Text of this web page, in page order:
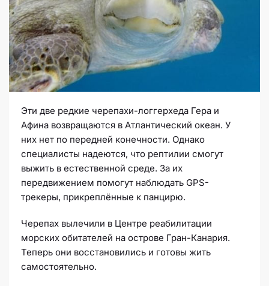
Эти две редкие черепахи-логгерхеда Гера и
Афина возвращаются в Атлантический океан. У
них нет по передней конечности. Однако
специалисты надеются, что рептилии смогут
выжить в естественной среде. За их
передвижением помогут наблюдать GPS-
трекеры, прикреплённые к панцирю.
Черепах вылечили в Центре реабилитации
морских обитателей на острове Гран-Канария.
Теперь они восстановились и готовы жить
самостоятельно.